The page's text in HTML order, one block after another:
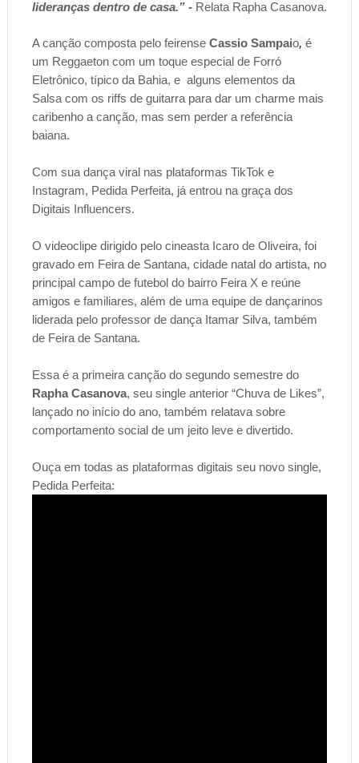
lideranças dentro de casa.” - Relata Rapha Casanova.
A canção composta pelo feirense Cassio Sampaio, é
um Reggaeton com um toque especial de Forró
Eletrônico, típico da Bahia, e  alguns elementos da
Salsa com os riffs de guitarra para dar um charme mais
caribenho a canção, mas sem perder a referência
baiana.
Com sua dança viral nas plataformas TikTok e
Instagram, Pedida Perfeita, já entrou na graça dos
Digitais Influencers.
O videoclipe dirigido pelo cineasta Icaro de Oliveira, foi
gravado em Feira de Santana, cidade natal do artista, no
principal campo de futebol do bairro Feira X e reúne
amigos e familiares, além de uma equipe de dançarinos
liderada pelo professor de dança Itamar Silva, também
de Feira de Santana.
Essa é a primeira canção do segundo semestre do
Rapha Casanova, seu single anterior “Chuva de Likes”,
lançado no início do ano, também relatava sobre
comportamento social de um jeito leve e divertido.
Ouça em todas as plataformas digitais seu novo single,